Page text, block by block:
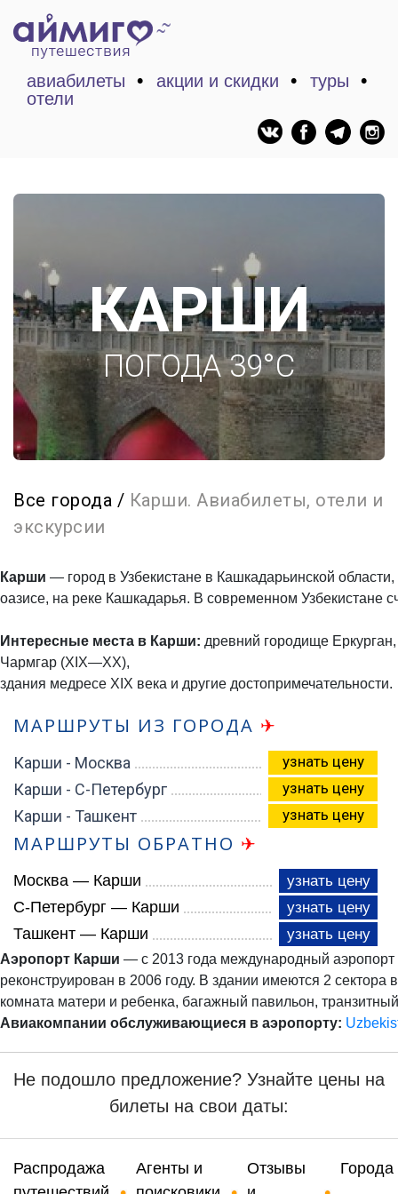
авиабилеты акции и скидки
туры
отели
КАРШИ
ПОГОДА 39°C
Все города / Карши. Авиабилеты, отели и
экскурсии
Карши — город в Узбекистане в Кашкадарьинской
оазисе, на реке Кашкадарья. В современном Узбекистане
Интересные места в Карши: древний городище
Чармгар (XIX—XX),
здания медресе XIX века и другие достопримечательности.
МАРШРУТЫ ИЗ ГОРОДА ✈
Карши - Москва узнать цену
Карши - С-Петербург узнать цену
Карши - Ташкент узнать цену
МАРШРУТЫ ОБРАТНО ✈
Москва — Карши узнать цену
С-Петербург — Карши узнать цену
Ташкент — Карши узнать цену
Аэропорт Карши — с 2013 года международный аэропорт
реконструирован в 2006 году. В здании имеются 2
комната матери и ребенка, багажный павильон,
Авиакомпании обслуживающиеся в аэропорту:
Не подошло предложение? Узнайте цены на
билеты на свои даты:
Распродажа
Агенты и
Отзывы
Города